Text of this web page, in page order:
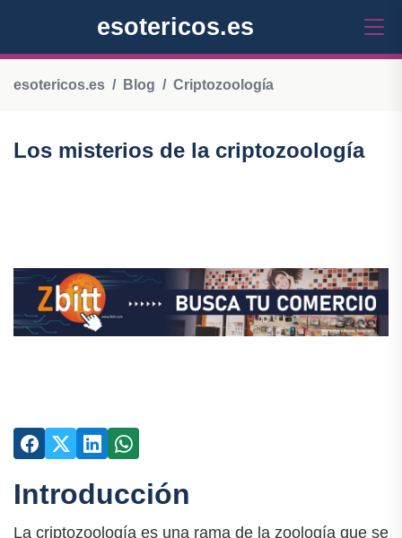
esotericos.es
esotericos.es Blog Criptozoología
Los misterios de la criptozoología
Introducción
La criptozoología es una rama de la zoología que se